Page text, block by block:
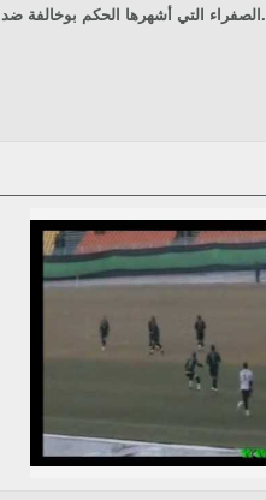
الصفراء التي أشهرها الحكم بوخالفةبرسم الجولة 17 من الدوري المحترف الأوّل، ملعب الشهيد حملاوي، قسنطينة، الجمعة 2017/01/27.